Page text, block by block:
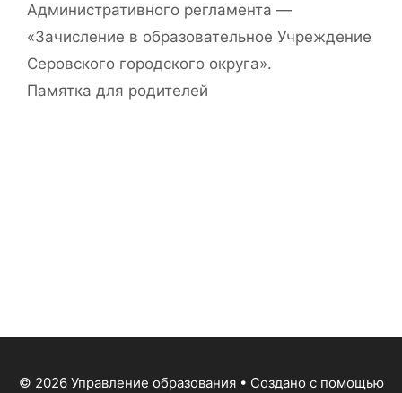
Административного регламента —
«Зачисление в образовательное Учреждение
Серовского городского округа».
Памятка для родителей
© 2026 Управление образования• Создано с помощью